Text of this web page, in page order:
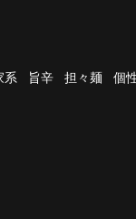
系 旨辛 担々麺
個